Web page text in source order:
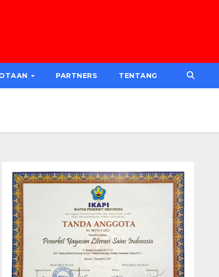
PARTNERS TENTANG